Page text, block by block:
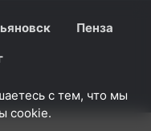
Пенза
с тем, что мы
cookie.